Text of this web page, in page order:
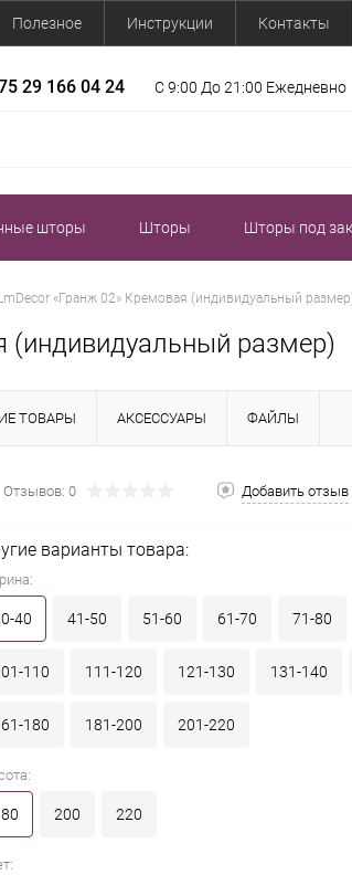
Полезное Инструкции Контакты
29 166 04 24 С 9:00 До 21:00 Ежедневно
шторы Шторы Шторы под
«Гранж 02» Кремовая (индивидуальный
(индивидуальный размер)
ТОВАРЫ АКСЕССУАРЫ ФАЙЛЫ
Отзывов: 0 Добавить отзыв
варианты товара:
40 41-50 51-60 61-70 71-80
110 111-120 121-130 131-140
180 181-200 201-220
200 220